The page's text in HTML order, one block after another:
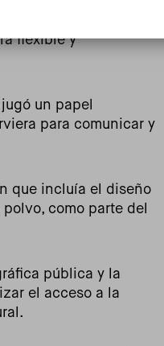
flexible y
un papel
para comunicar y
que incluía el diseño
como parte del
pública y la
el acceso a la